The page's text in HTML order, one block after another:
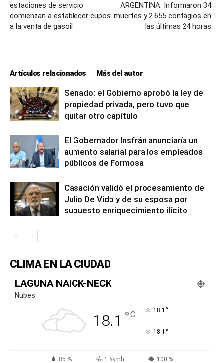
estaciones de servicio
comienzan a establecer cupos
a la venta de gasoil
ARGENTINA: Informaron 34
muertes y 2.655 contagios en
las últimas 24 horas
Artículos relacionados Más del autor
Senado: el Gobierno aprobó la ley de
propiedad privada, pero tuvo que
quitar otro capítulo
El Gobernador Insfrán anunciaría un
aumento salarial para los empleados
públicos de Formosa
Casación validó el procesamiento de
Julio De Vido y de su esposa por
supuesto enriquecimiento ilícito
CLIMA EN LA CIUDAD
LAGUNA NAICK-NECK
Nubes
18.1 °C 18.1 °
18.1 °
85 % 1.6kmh 100 %